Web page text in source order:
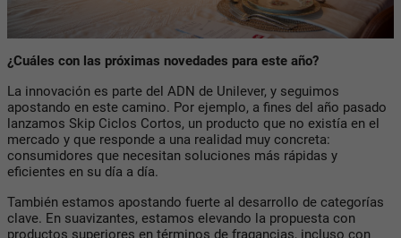
¿Cuáles con las próximas novedades para este año?
La innovación es parte del ADN de Unilever, y seguimos
apostando en este camino. Por ejemplo, a fines del año pasado
lanzamos Skip Ciclos Cortos, un producto que no existía en el
mercado y que responde a una realidad muy concreta:
consumidores que necesitan soluciones más rápidas y
eficientes en su día a día.
También estamos apostando fuerte al desarrollo de categorías
clave. En suavizantes, estamos elevando la propuesta con
productos superiores en términos de fragancias, incluso con